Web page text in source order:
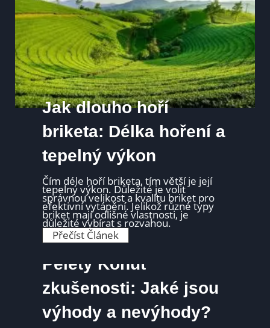
l
B
a
x
i
P
o
r
u
c
h
y
:
a
k
J
e
O
s
t
r
a
n
i
t
a
C
D
ě
a
t
Jak dlouho hoří
briketa: Délka hoření a
tepelný výkon
Čím déle hoří briketa, tím větší je její
tepelný výkon. Důležité je volit
správnou velikost a kvalitu briket pro
efektivní vytápění. Jelikož různé typy
briket mají odlišné vlastnosti, je
důležité vybírat s rozvahou.
Přečíst ČlánekJ
a
l
u
h
h
o
Pelety Kohut
zkušenosti: Jaké jsou
výhody a nevýhody?